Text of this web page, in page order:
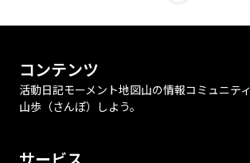
コンテンツ
活動日記モーメント地図山の情報コミュニティ
山歩（さんぽ）しよう。